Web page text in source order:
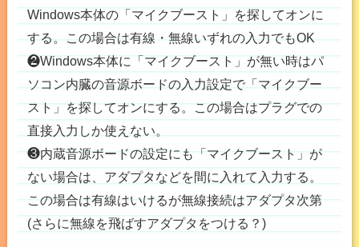
Windows本体の「マイクブースト」を探してオンに
する。この場合は有線・無線いずれの入力でもOK
❷Windows本体に「マイクブースト」が無い時はパ
ソコン内臓の音源ボードの入力設定で「マイクブー
スト」を探してオンにする。この場合はプラグでの
直接入力しか使えない。
❸内蔵音源ボードの設定にも「マイクブースト」が
ない場合は、アダプタなどを間に入れて入力する。
この場合は有線はいけるが無線接続はアダプタ次第
(さらに無線を飛ばすアダプタをつける？)